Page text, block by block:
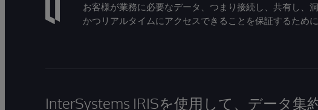
お客様が業務に必要なデータ、つまり接続し、共有し、
かつリアルタイムにアクセスできることを保証するために
InterSystems IRISを使用して、データ集